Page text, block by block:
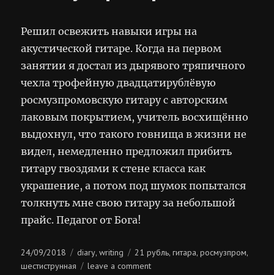
Решил освежить навыки игры на
акустической гитаре. Когда на первом
занятии я достал из дырявого тряпичного
чехла трофейную двадцатирублёвую
росмузпромовскую гитару с авторским
лаковым покрытием, учитель восхищённо
выдохнул, что такого говнища в жизни не
видел, немедленно предложил прибить
гитару гвоздями к стене класса как
украшение, а потом под шумок попытался
толкнуть мне свою гитару за небольшой
прайс. Педагог от Бога!
Posted
on
24/09/2018 Categories
diary,writing Tags
21 рубль,гитара,росмузпром,
шестиструнная leave a commenton